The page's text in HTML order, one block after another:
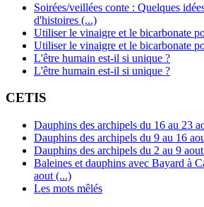
Soirées/veillées conte : Quelques
d'histoires (...)
Utiliser le vinaigre et le bicarbonate
Utiliser le vinaigre et le bicarbonate
L'être humain est-il si unique ?
L'être humain est-il si unique ?
CETIS
Dauphins des archipels du 16 au 23
Dauphins des archipels du 9 au 16
Dauphins des archipels du 2 au 9
Baleines et dauphins avec Bayard à
aout (...)
Les mots mêlés